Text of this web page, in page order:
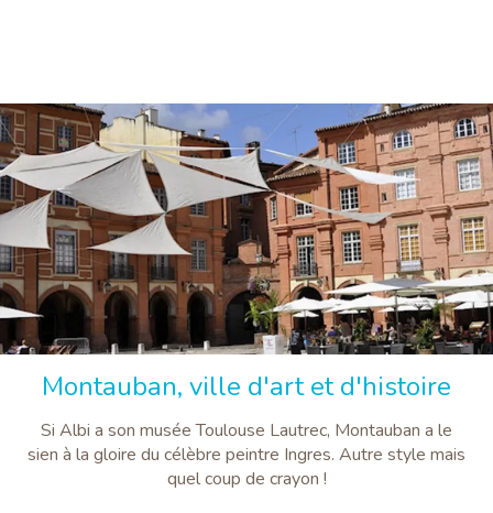
Montauban, ville d'art et d'histoire
Si Albi a son musée Toulouse Lautrec, Montauban a le
sien à la gloire du célèbre peintre Ingres. Autre style mais
quel coup de crayon !